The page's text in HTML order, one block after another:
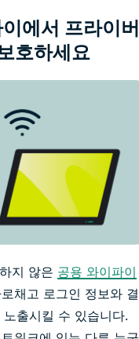
에서 프라이버
호하세요
지 않은 공용 와이파이
채고 로그인 정보와 결
출시킬 수 있습니다.